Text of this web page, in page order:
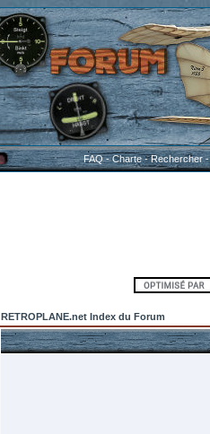
FAQ-Charte-Rechercher-
RETROPLANE.net Index du Forum